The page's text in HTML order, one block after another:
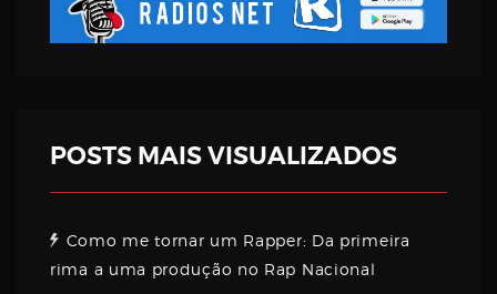
POSTS MAIS VISUALIZADOS
Como me tornar um Rapper: Da primeira
rima a uma produção no Rap Nacional